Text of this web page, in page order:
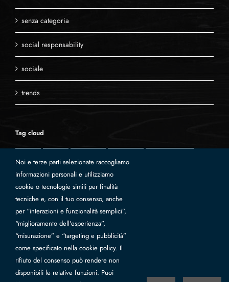
senza categoria
social responsability
sociale
trends
Tag cloud
arte
bimbo brands business
cesena
charity coliac concerti
douuod eventi
fw 2017
kids Le petit coco
musica
partners pe2017 pe 2017
Pitti bimbo
Rocca Malatestiana
Social responsability
spettacolo
Noi e terze parti selezionate raccogliamo
informazioni personali e utilizziamo
cookie o tecnologie simili per finalità
tecniche e, con il tuo consenso, anche
per “interazioni e funzionalità semplici”,
“miglioramento dell'esperienza”,
“misurazione” e “targeting e pubblicità”
come specificato nella cookie policy. Il
rifiuto del consenso può rendere non
disponibili le relative funzioni. Puoi